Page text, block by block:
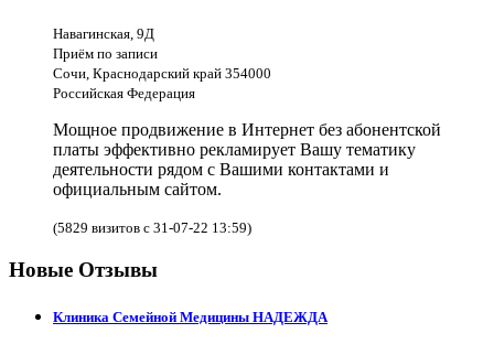
Навагинская, 9Д
Приём по записи
Сочи, Краснодарский край 354000
Российская Федерация
Мощное продвижение в Интернет без абонентской
платы эффективно рекламирует Вашу тематику
деятельности рядом с Вашими контактами и
официальным сайтом.
(5829 визитов с 31-07-22 13:59)
Новые Отзывы
Клиника Семейной Медицины НАДЕЖДА